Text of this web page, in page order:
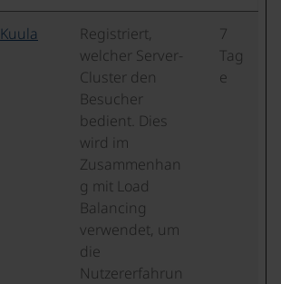
Kuula
Registriert,
welcher Server-
Cluster den
Besucher
bedient. Dies
wird im
Zusammenhan
g mit Load
Balancing
verwendet, um
die
Nutzererfahrun
7
Tag
e